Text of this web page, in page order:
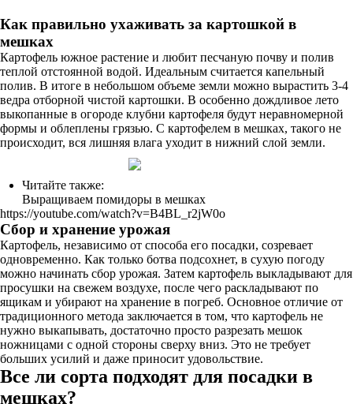
Как правильно ухаживать за картошкой в
мешках
Картофель южное растение и любит песчаную почву и полив
теплой отстоянной водой. Идеальным считается капельный
полив. В итоге в небольшом объеме земли можно вырастить 3-4
ведра отборной чистой картошки. В особенно дождливое лето
выкопанные в огороде клубни картофеля будут неравномерной
формы и облеплены грязью. С картофелем в мешках, такого не
происходит, вся лишняя влага уходит в нижний слой земли.
Читайте также:
Выращиваем помидоры в мешках
https://youtube.com/watch?v=B4BL_r2jW0o
Сбор и хранение урожая
Картофель, независимо от способа его посадки, созревает
одновременно. Как только ботва подсохнет, в сухую погоду
можно начинать сбор урожая. Затем картофель выкладывают для
просушки на свежем воздухе, после чего раскладывают по
ящикам и убирают на хранение в погреб. Основное отличие от
традиционного метода заключается в том, что картофель не
нужно выкапывать, достаточно просто разрезать мешок
ножницами с одной стороны сверху вниз. Это не требует
больших усилий и даже приносит удовольствие.
Все ли сорта подходят для посадки в
мешках?